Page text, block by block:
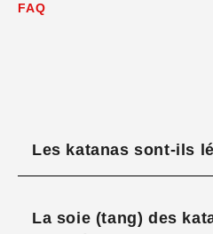
FAQ
Les katanas sont-ils
La soie (tang) des